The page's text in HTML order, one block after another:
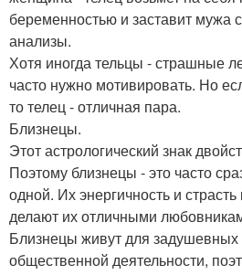
беременностью и заставит мужа
анализы.
Хотя иногда тельцы - страшные
часто нужно мотивировать. Но
то телец - отличная пара.
Близнецы.
Этот астрологический знак
Поэтому близнецы - это часто
одной. Их энергичность и
делают их отличными
Близнецы живут для задушевных
общественной деятельности,